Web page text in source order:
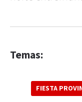
Temas:
FIESTA